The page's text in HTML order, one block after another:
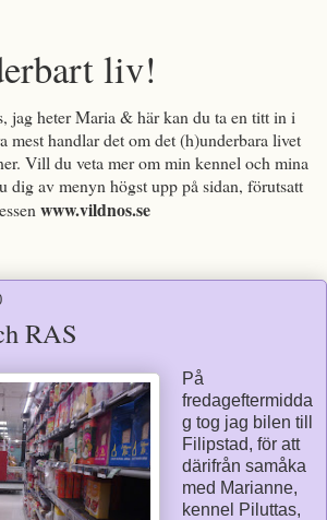
liv!
jag heter Maria & här kan du ta en titt in i
mest handlar det om det (h)underbara livet
Vill du veta mer om min kennel och mina
dig av menyn högst upp på sidan, förutsatt
www.vildnos.se
RAS
På
fredageftermidda
g tog jag bilen till
Filipstad, för att
därifrån samåka
med Marianne,
kennel Piluttas,